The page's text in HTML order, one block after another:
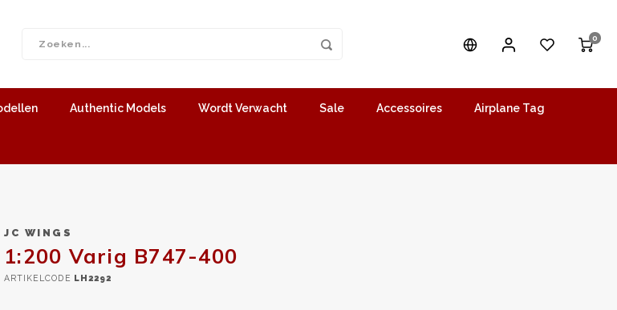
0
Authentic Models Wordt Verwacht Sale Accessoires Airplane Tag
JC WINGS
1:200 Varig B747-400
ARTIKELCODE LH2292